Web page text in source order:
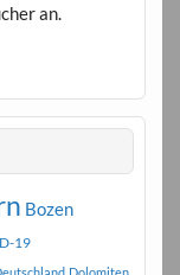
an.
Bozen
19